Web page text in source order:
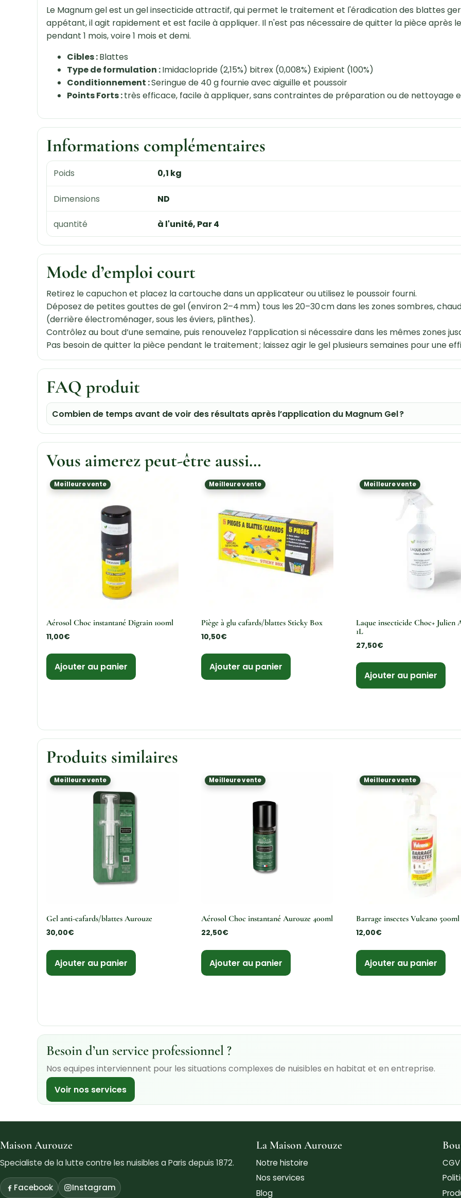
Le Magnum gel est un gel insecticide attractif, qui permet le traitement et l'éradication des blattes
appétant, il agit rapidement et est facile à appliquer. Il n'est pas nécessaire de quitter la pièce
pendant 1 mois, voire 1 mois et demi.
Cibles :Blattes
Type de formulation :Imidaclopride (2,15%) bitrex (0,008%) Exipient (100%)
Conditionnement :Seringue de 40 g fournie avec aiguille et poussoir
Points Forts :très efficace, facile à appliquer, sans contraintes de préparation ou de nettoyage
Informations complémentaires
Poids 0,1 kg
Dimensions ND
quantité à l'unité, Par 4
Mode d’emploi court
Retirez le capuchon et placez la cartouche dans un applicateur ou utilisez le poussoir fourni.
Déposez de petites gouttes de gel (environ 2–4 mm) tous les 20–30 cm dans les zones sombres,
(derrière électroménager, sous les éviers, plinthes).
Contrôlez au bout d’une semaine, puis renouvelez l’application si nécessaire dans les mêmes zones
Pas besoin de quitter la pièce pendant le traitement ; laissez agir le gel plusieurs semaines pour une
FAQ produit
Combien de temps avant de voir des résultats après l’application du Magnum Gel ?
Vous aimerez peut-être aussi…
Meilleure vente
Aérosol Choc instantané Digrain 100ml
11,00€
Ajouter au panier
Meilleure vente
Piège à glu cafards/blattes Sticky Box
10,50€
Ajouter au panier
Meilleure vente
Laque insecticide Choc+ Julien
1L
27,50€
Ajouter au panier
Produits similaires
Meilleure vente
Gel anti-cafards/blattes Aurouze
30,00€
Ajouter au panier
Meilleure vente
Aérosol Choc instantané Aurouze 400ml
22,50€
Ajouter au panier
Meilleure vente
Barrage insectes Vulcano 500ml
12,00€
Ajouter au panier
Besoin d’un service professionnel ?
Nos equipes interviennent pour les situations complexes de nuisibles en habitat et en entreprise.
Voir nos services
Maison Aurouze
Specialiste de la lutte contre les nuisibles a Paris depuis 1872.
Facebook Instagram
La Maison Aurouze
Notre histoire
Nos services
Blog
CGV